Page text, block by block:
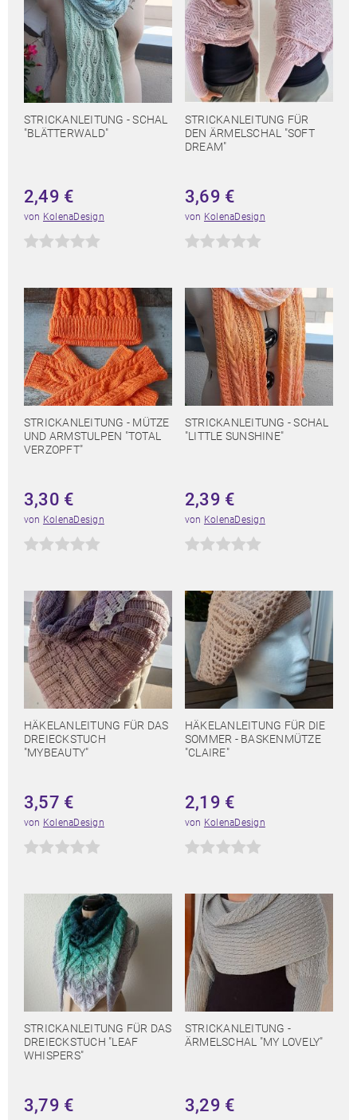
STRICKANLEITUNG - SCHAL
"BLÄTTERWALD"
2,49 €
von KolenaDesign
STRICKANLEITUNG FÜR
DEN ÄRMELSCHAL "SOFT
DREAM"
3,69 €
von KolenaDesign
STRICKANLEITUNG - MÜTZE
UND ARMSTULPEN "TOTAL
VERZOPFT"
3,30 €
von KolenaDesign
STRICKANLEITUNG - SCHAL
"LITTLE SUNSHINE"
2,39 €
von KolenaDesign
HÄKELANLEITUNG FÜR DAS
DREIECKSTUCH
"MYBEAUTY"
3,57 €
von KolenaDesign
HÄKELANLEITUNG FÜR DIE
SOMMER - BASKENMÜTZE
"CLAIRE"
2,19 €
von KolenaDesign
STRICKANLEITUNG FÜR DAS
DREIECKSTUCH "LEAF
WHISPERS"
3,79 €
STRICKANLEITUNG -
ÄRMELSCHAL "MY LOVELY"
3,29 €